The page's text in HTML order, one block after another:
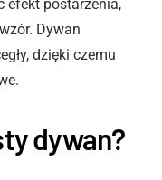
efekt postarzenia,
Dywan
dzięki czemu
dywan?